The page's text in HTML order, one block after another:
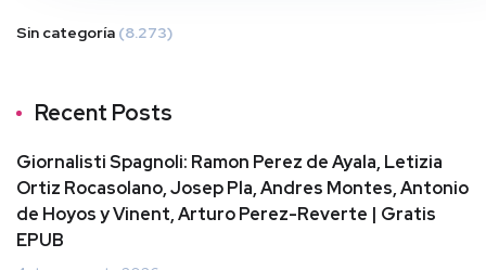
Sin categoría (8.273)
Recent Posts
Giornalisti Spagnoli: Ramon Perez de Ayala, Letizia
Ortiz Rocasolano, Josep Pla, Andres Montes, Antonio
de Hoyos y Vinent, Arturo Perez-Reverte | Gratis
EPUB